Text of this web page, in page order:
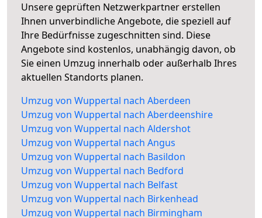
Unsere geprüften Netzwerkpartner erstellen
Ihnen unverbindliche Angebote, die speziell auf
Ihre Bedürfnisse zugeschnitten sind. Diese
Angebote sind kostenlos, unabhängig davon, ob
Sie einen Umzug innerhalb oder außerhalb Ihres
aktuellen Standorts planen.
Umzug von Wuppertal nach Aberdeen
Umzug von Wuppertal nach Aberdeenshire
Umzug von Wuppertal nach Aldershot
Umzug von Wuppertal nach Angus
Umzug von Wuppertal nach Basildon
Umzug von Wuppertal nach Bedford
Umzug von Wuppertal nach Belfast
Umzug von Wuppertal nach Birkenhead
Umzug von Wuppertal nach Birmingham